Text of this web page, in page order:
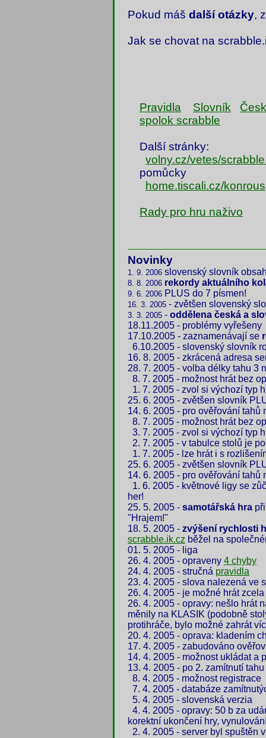
Pokud máš další otázky,
Jak se chovat na
Pravidla Slovník
spolok scrabble
Další stránky:
volny.cz/vetes/
pomůcky
home.tiscali.cz/konrous
Rady pro hru naživo
Novinky
1. 9. 2006 slovenský slovník
8. 8. 2006 rekordy aktuálního
9. 6. 2006 PLUS do 7 písmen!
16. 3. 2005 - zvětšen slovenský
3. 3. 2005 - oddělena česká a
18.11.2005 - problémy vyřešeny
17.10.2005 - zaznamenávají se
6.10.2005 - slovenský slovník
16. 8. 2005 - zkrácená adresa
28. 7. 2005 - volba délky tahu 3
8. 7. 2005 - možnost hrát bez
1. 7. 2005 - zvol si výchozí typ
25. 6. 2005 - zvětšen slovník
14. 6. 2005 - pro ověřování tahů
8. 7. 2005 - možnost hrát bez
3. 7. 2005 - zvol si výchozí typ
2. 7. 2005 - v tabulce stolů je
1. 7. 2005 - lze hrát i s
25. 6. 2005 - zvětšen slovník
14. 6. 2005 - pro ověřování tahů
1. 6. 2005 - květnové ligy se
her!
25. 5. 2005 - samotářská hra
"Hrajem!"
18. 5. 2005 - zvýšení rychlosti
scrabble.ik.cz běžel na
01. 5. 2005 - liga
26. 4. 2005 - opraveny 4 chyby
24. 4. 2005 - stručná pravidla
23. 4. 2005 - slova nalezená ve
26. 4. 2005 - je možné hrát
26. 4. 2005 - opravy: nešlo hrát
měnily na KLASIK (podobně
protihráče, bylo možné zahrát
20. 4. 2005 - oprava: kladením
17. 4. 2005 - zabudováno
14. 4. 2005 - možnost ukládat a
13. 4. 2005 - po 2. zamítnutí
8. 4. 2005 - možnost registrace
7. 4. 2005 - databáze
5. 4. 2005 - slovenská verzia
4. 4. 2005 - opravy: 50 b za
korektní ukončení hry,
2. 4. 2005 - server byl spuštěn